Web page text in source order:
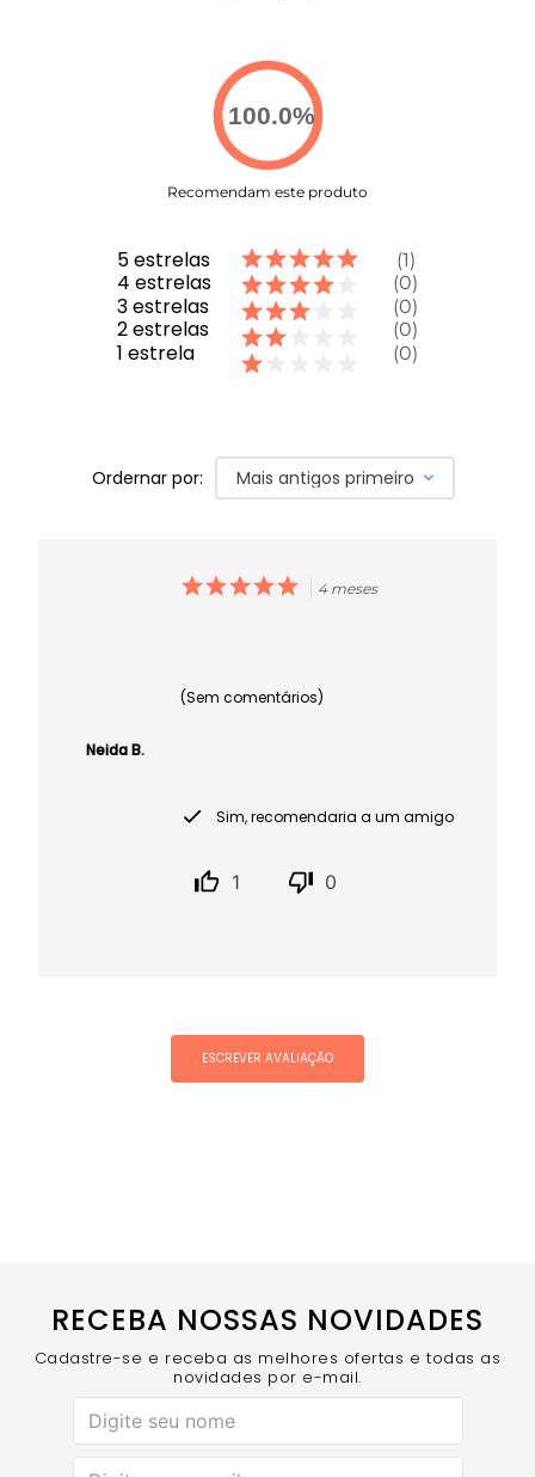
100.0%
Recomendam este produto
5estrelas
4 estrelas
3estrelas
2estrelas
1 estrela
1
0
0
0
0
Ordernar por: Mais antigos primeiro
Neida B.
4 meses
(Sem comentários)
Sim, recomendaria a um amigo
1 0
ESCREVER AVALIAÇÃO
RECEBA NOSSAS NOVIDADES
Cadastre-se e receba as melhores ofertas e todas as
novidades por e-mail.